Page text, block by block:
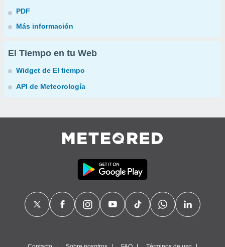
PDF
Más información
El Tiempo en tu Web
Widget de El tiempo
API de Meteorología